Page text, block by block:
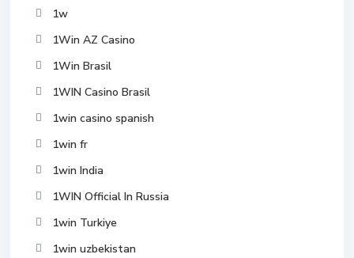
1w
1Win AZ Casino
1Win Brasil
1WIN Casino Brasil
1win casino spanish
1win fr
1win India
1WIN Official In Russia
1win Turkiye
1win uzbekistan